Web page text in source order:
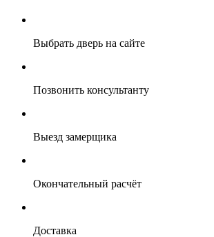
Выбрать дверь на сайте
Позвонить консультанту
Выезд замерщика
Окончательный расчёт
Доставка